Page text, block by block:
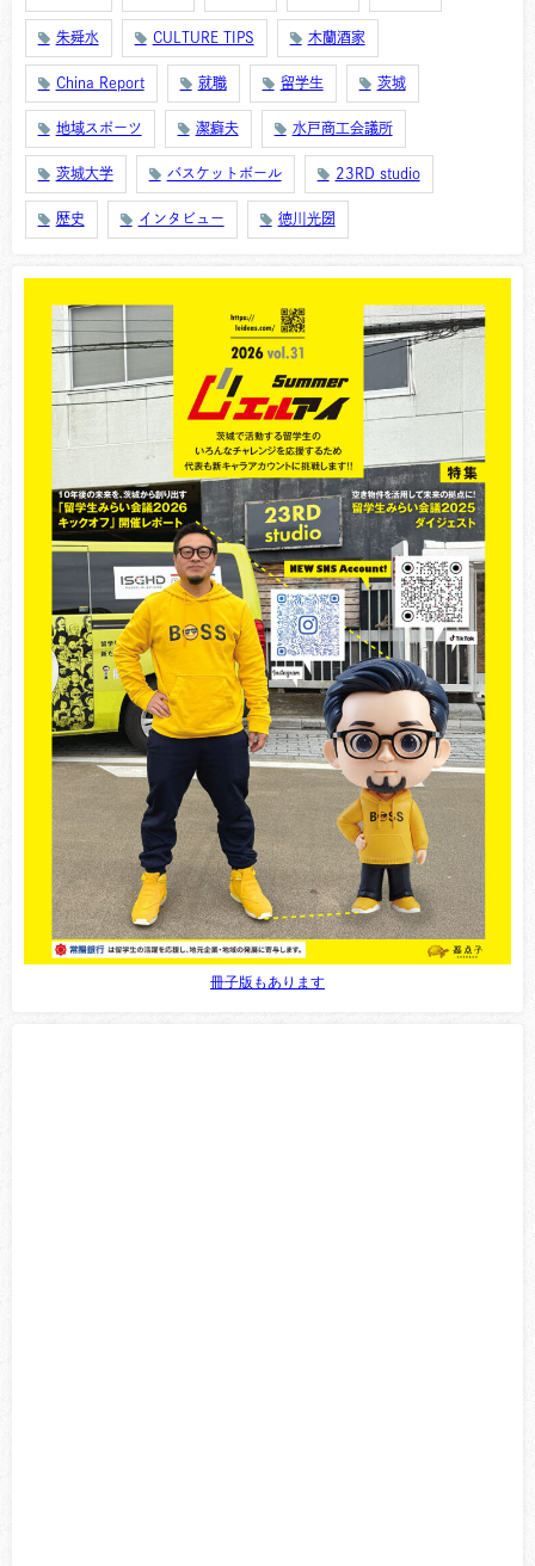
朱舜水 CULTURE TIPS 木蘭酒家
China Report 就職 留学生 茨城
地域スポーツ 潔癖夫 水戸商工会議所
茨城大学 バスケットボール 23RD studio
歴史 インタビュー 徳川光圀
冊子版もあります